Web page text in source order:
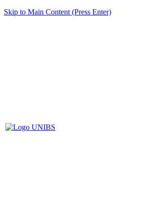
Skip to Main Content (Press Enter)